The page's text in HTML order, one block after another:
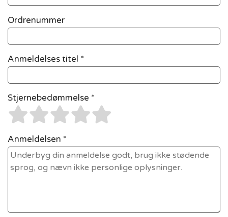
Ordrenummer
Anmeldelses titel *
Stjernebedømmelse *
Anmeldelsen *